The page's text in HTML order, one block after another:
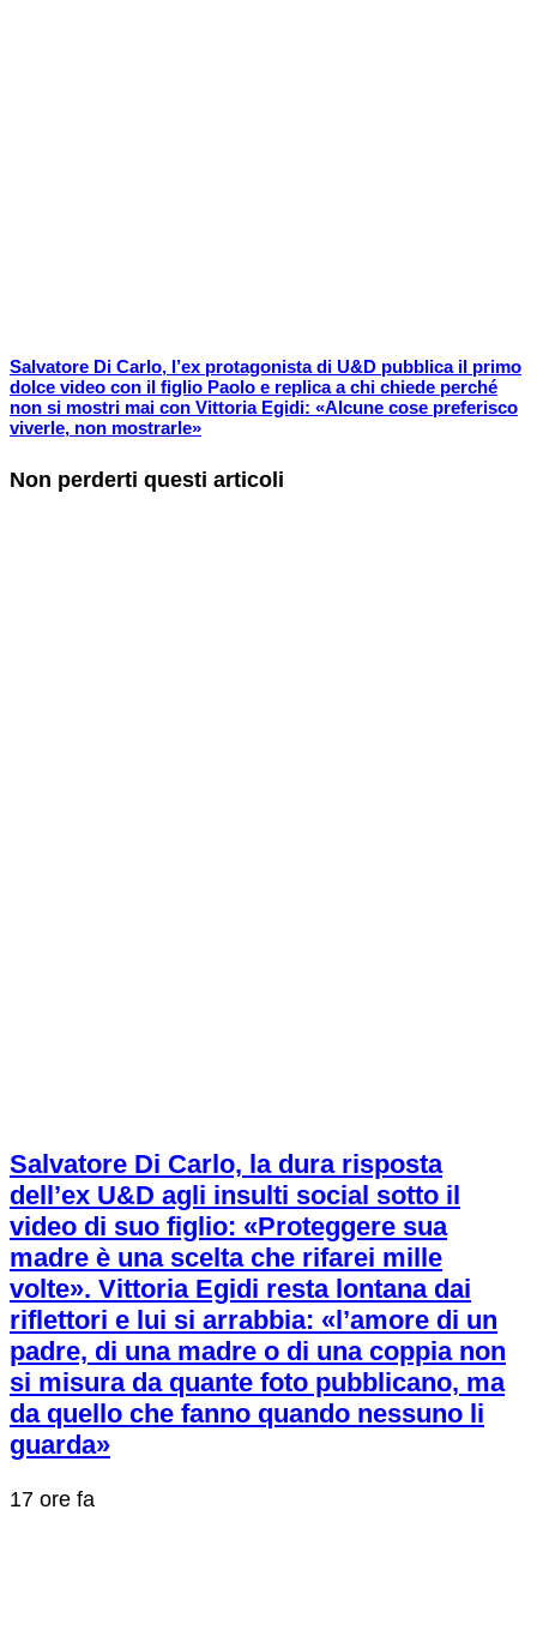
Salvatore Di Carlo, l’ex protagonista di U&D pubblica il primo
dolce video con il figlio Paolo e replica a chi chiede perché
non si mostri mai con Vittoria Egidi: «Alcune cose preferisco
viverle, non mostrarle»
Non perderti questi articoli
Salvatore Di Carlo, la dura risposta
dell’ex U&D agli insulti social sotto il
video di suo figlio: «Proteggere sua
madre è una scelta che rifarei mille
volte». Vittoria Egidi resta lontana dai
riflettori e lui si arrabbia: «l’amore di un
padre, di una madre o di una coppia non
si misura da quante foto pubblicano, ma
da quello che fanno quando nessuno li
guarda»
17 ore fa